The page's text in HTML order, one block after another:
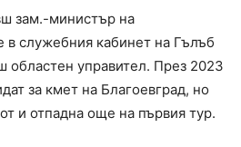
зам.-министър на
в служебния кабинет на Гълъб
областен управител. През 2023
за кмет на Благоевград, но
и отпадна още на първия тур.